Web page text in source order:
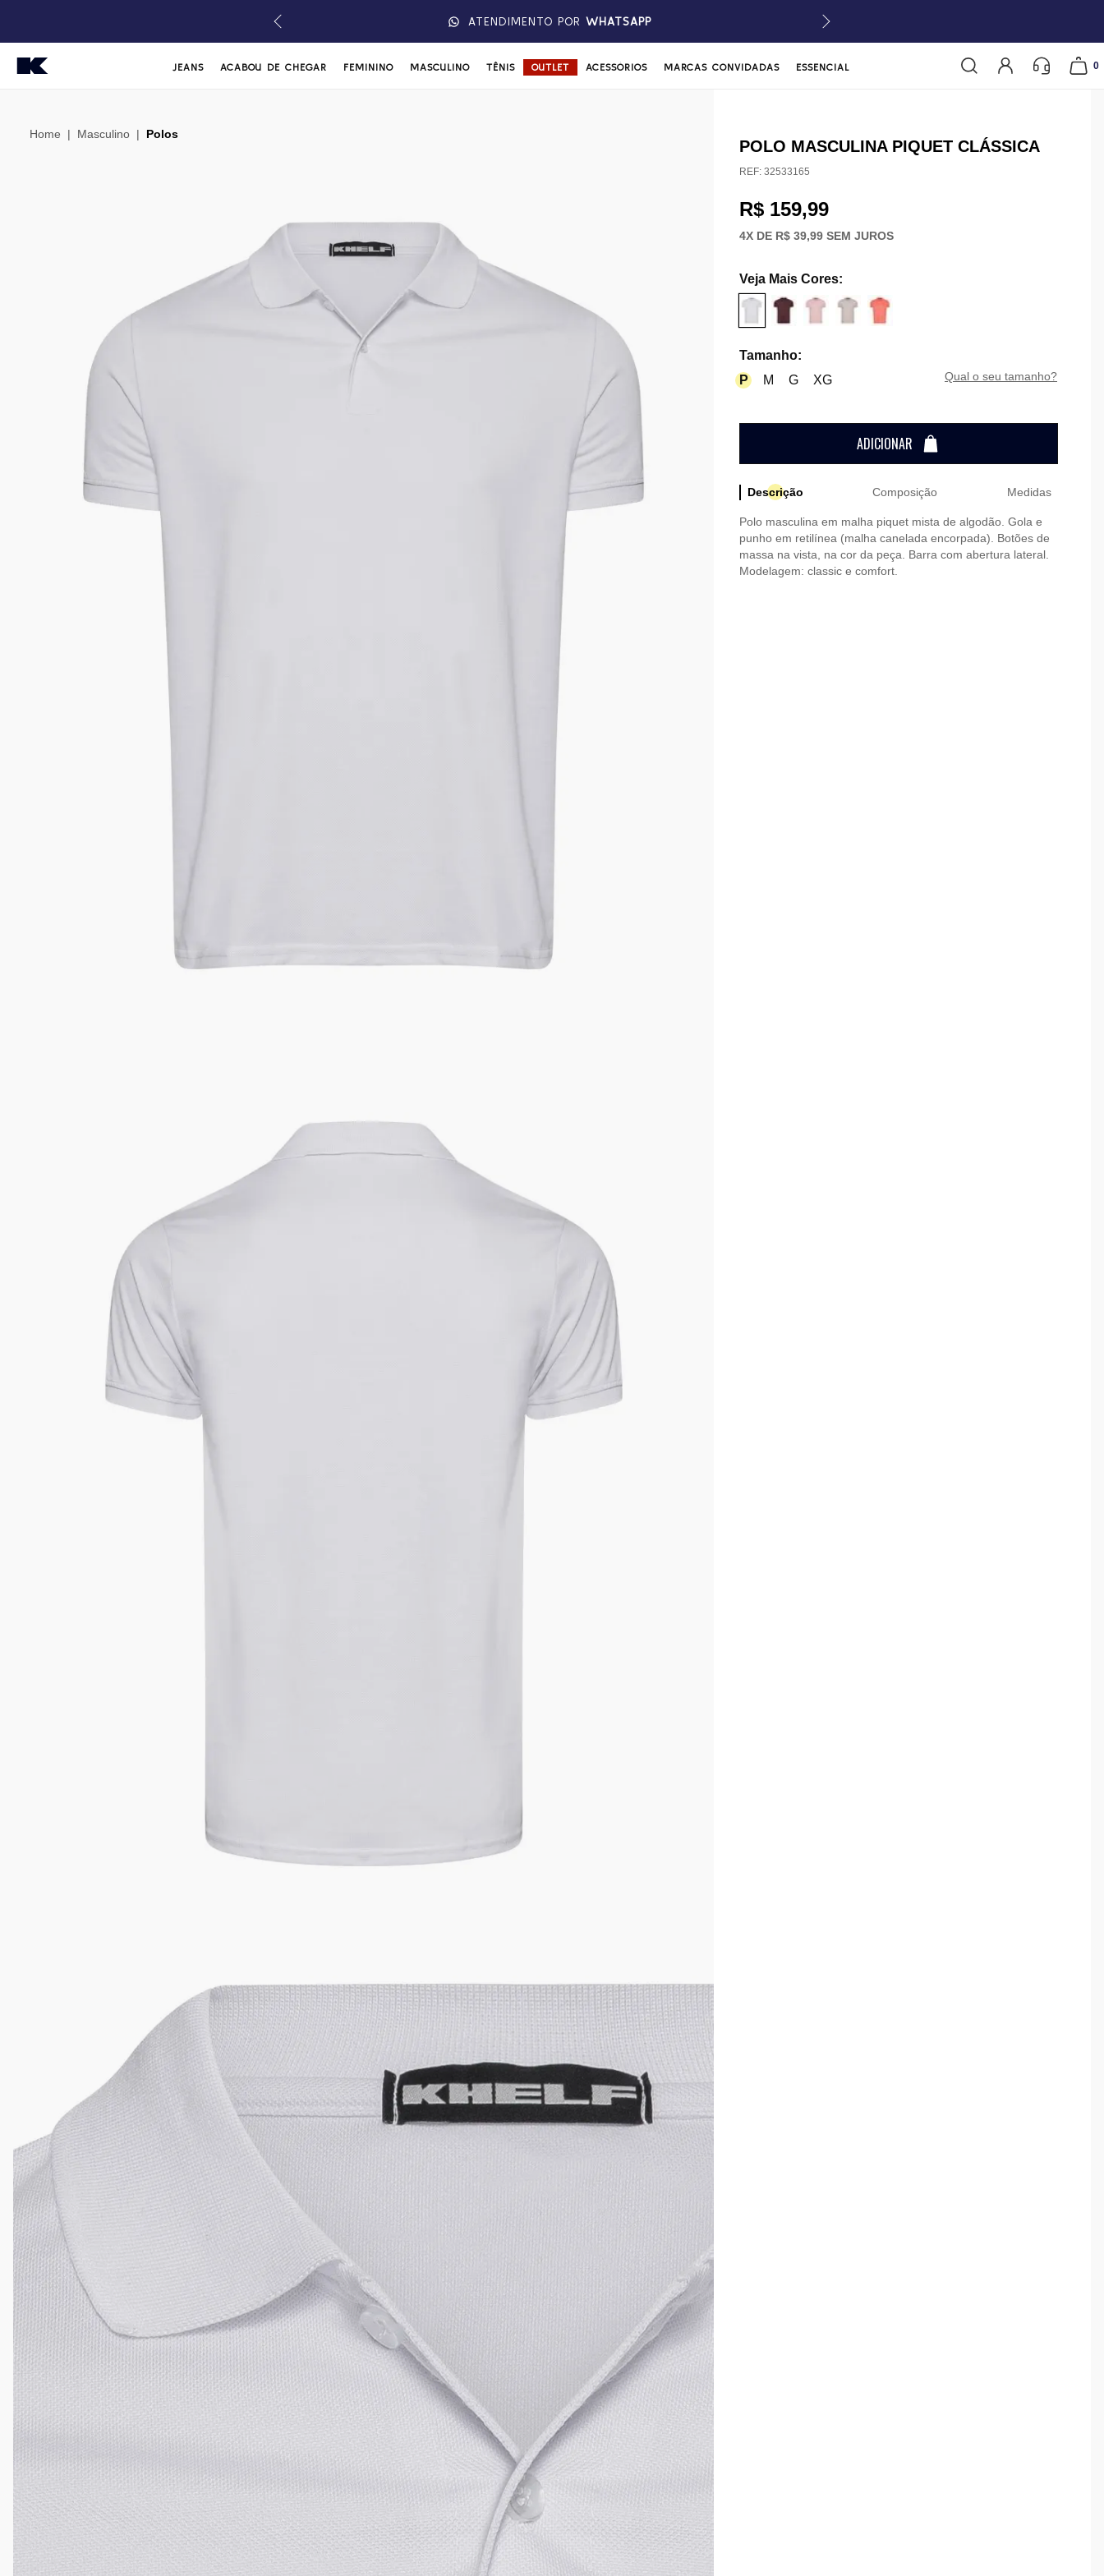
ATENDIMENTO POR WHATSAPP
JEANS ACABOU DE CHEGAR FEMININO MASCULINO TÊNIS OUTLET ACESSÓRIOS MARCAS CONVIDADAS ESSENCIAL 0
Home | Masculino | Polos
POLO MASCULINA PIQUET CLÁSSICA
REF: 32533165
R$ 159,99
4X DE R$ 39,99SEM JUROS
Veja Mais Cores:
Tamanho:
P
M G XG qual o seu tamanho?
ADICIONAR
Descrição Composição Medidas
Polo masculina em malha piquet mista de algodão. Gola e
punho em retilínea (malha canelada encorpada). Botões de
massa na vista, na cor da peça. Barra com abertura lateral.
Modelagem: classic e comfort.